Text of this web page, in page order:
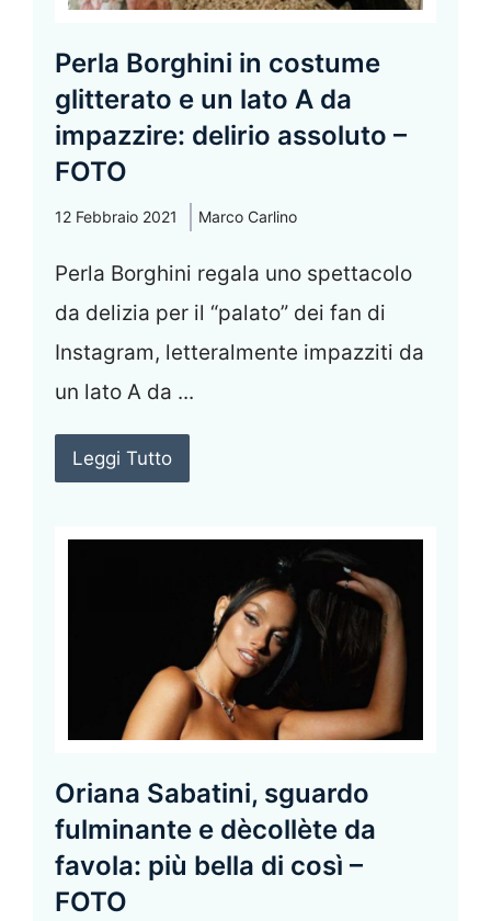
Perla Borghini in costume
glitterato e un lato A da
impazzire: delirio assoluto –
FOTO
12 Febbraio 2021 Marco Carlino
Perla Borghini regala uno spettacolo
da delizia per il “palato” dei fan di
Instagram, letteralmente impazziti da
un lato A da ...
Leggi Tutto
Oriana Sabatini, sguardo
fulminante e dècollète da
favola: più bella di così –
FOTO